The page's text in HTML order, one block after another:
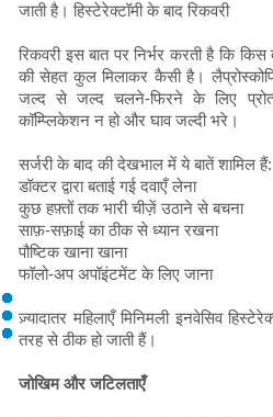
जाती है। हिस्टेरेक्टॉमी के बाद रिकवरी
रिकवरी इस बात पर निर्भर करती है कि
की सेहत कुल मिलाकर कैसी है।
जल्द से जल्द चलने-फिरने के लिए
कॉम्प्लिकेशन न हो और घाव जल्दी भरे।
सर्जरी के बाद की देखभाल में ये बातें शामिल हैं:
डॉक्टर द्वारा बताई गई दवाएँ लेना
कुछ हफ़्तों तक भारी चीज़ें उठाने से बचना
साफ़-सफ़ाई का ठीक से ध्यान रखना
पौष्टिक खाना खाना
फॉलो-अप अपॉइंटमेंट के लिए जाना
ज़्यादातर महिलाएँ मिनिमली इनवेसिव
तरह से ठीक हो जाती हैं।
जोखिम और जटिलताएँ